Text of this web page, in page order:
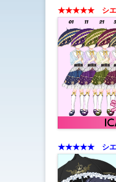
★★★★★ シエ
★★★★★ シエ